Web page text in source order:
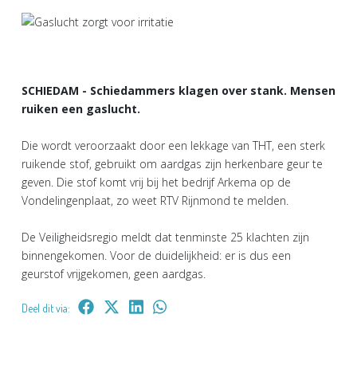
SCHIEDAM - Schiedammers klagen over stank. Mensen
ruiken een gaslucht.
Die wordt veroorzaakt door een lekkage van THT, een sterk
ruikende stof, gebruikt om aardgas zijn herkenbare geur te
geven. Die stof komt vrij bij het bedrijf Arkema op de
Vondelingenplaat, zo weet RTV Rijnmond te melden.
De Veiligheidsregio meldt dat tenminste 25 klachten zijn
binnengekomen. Voor de duidelijkheid: er is dus een
geurstof vrijgekomen, geen aardgas.
Deel dit via: